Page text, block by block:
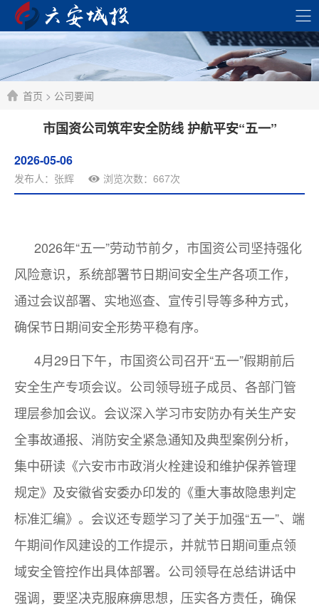
首页 > 公司要闻
市国资公司筑牢安全防线 护航平安“五一”
2026-05-06
发布人：张辉 浏览次数：667次
2026年“五一”劳动节前夕，市国资公司坚持强化
风险意识，系统部署节日期间安全生产各项工作，
通过会议部署、实地巡查、宣传引导等多种方式，
确保节日期间安全形势平稳有序。
4月29日下午，市国资公司召开“五一”假期前后
安全生产专项会议。公司领导班子成员、各部门管
理层参加会议。会议深入学习市安防办有关生产安
全事故通报、消防安全紧急通知及典型案例分析，
集中研读《六安市市政消火栓建设和维护保养管理
规定》及安徽省安委办印发的《重大事故隐患判定
标准汇编》。会议还专题学习了关于加强“五一”、端
午期间作风建设的工作提示，并就节日期间重点领
域安全管控作出具体部署。公司领导在总结讲话中
强调，要坚决克服麻痹思想，压实各方责任，确保